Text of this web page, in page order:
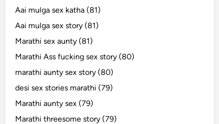
Aai mulga sex katha (81)
Aai mulga sex story (81)
Marathi sex aunty (81)
Marathi Ass fucking sex story (80)
marathi aunty sex story (80)
desi sex stories marathi (79)
Marathi aunty sex (79)
Marathi threesome story (79)